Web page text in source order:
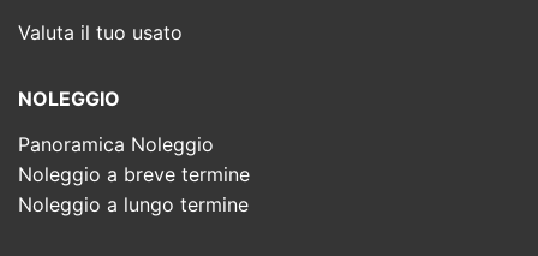
Valuta il tuo usato
NOLEGGIO
Panoramica Noleggio
Noleggio a breve termine
Noleggio a lungo termine